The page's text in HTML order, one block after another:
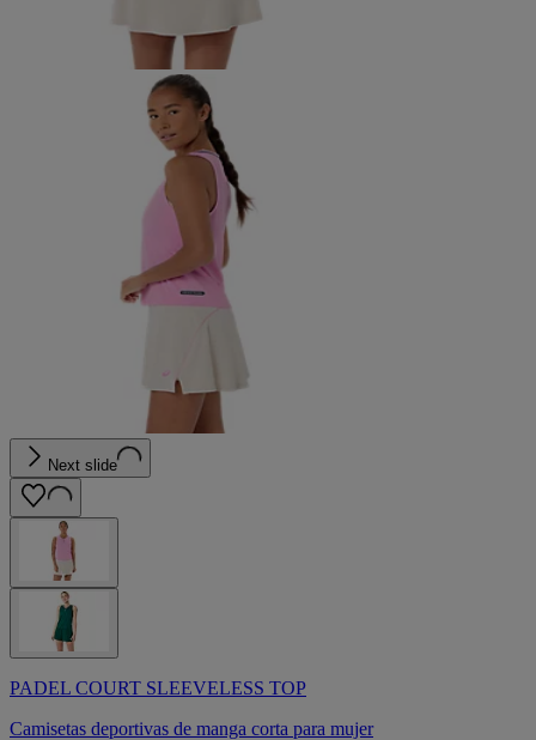
Next slide
PADEL COURT SLEEVELESS TOP
Camisetas deportivas de manga corta para mujer